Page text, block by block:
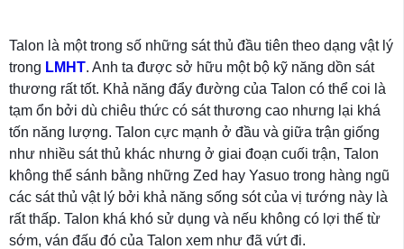
Talon là một trong số những sát thủ đầu tiên theo dạng vật lý
trong LMHT. Anh ta được sở hữu một bộ kỹ năng dồn sát
thương rất tốt. Khả năng đẩy đường của Talon có thể coi là
tạm ổn bởi dù chiêu thức có sát thương cao nhưng lại khá
tốn năng lượng. Talon cực mạnh ở đầu và giữa trận giống
như nhiều sát thủ khác nhưng ở giai đoạn cuối trận, Talon
không thể sánh bằng những Zed hay Yasuo trong hàng ngũ
các sát thủ vật lý bởi khả năng sống sót của vị tướng này là
rất thấp. Talon khá khó sử dụng và nếu không có lợi thế từ
sớm, ván đấu đó của Talon xem như đã vứt đi.